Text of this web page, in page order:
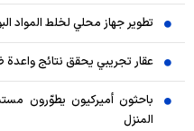
تطوير جهاز محلي لخلط المواد
عقار تجريبي يحقق نتائج
باحثون أميركيون يطوّرون
المنزل